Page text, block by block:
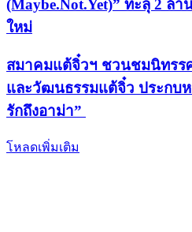
(Maybe.Not.Yet)” ทะลุ 2 ล้
ใหม่
สมาคมแต้จิ๋วฯ ชวนชมนิทรร
และวัฒนธรรมแต้จิ๋ว ประกบ
รักถึงอาม่า”
โหลดเพิ่มเติม